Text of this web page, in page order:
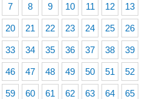
7 8 9 10 11 12 13
20 21 22 23 24 25 26
33 34 35 36 37 38 39
46 47 48 49 50 51 52
59 60 61 62 63 64 65